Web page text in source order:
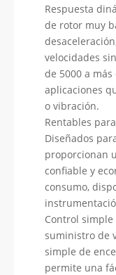
Respuesta
de rotor muy
velocidades
de 5000 a más
aplicaciones
o vibración.
Rentables
Diseñados
proporcionan
confiable y
consumo,
Control
suministro de
simple de
permite una